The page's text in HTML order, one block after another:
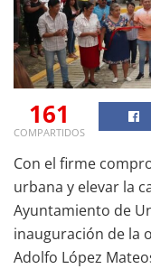
161
COMPARTIDOS
Con el firme
urbana y elevar la
Ayuntamiento de
inauguración de la
Adolfo López